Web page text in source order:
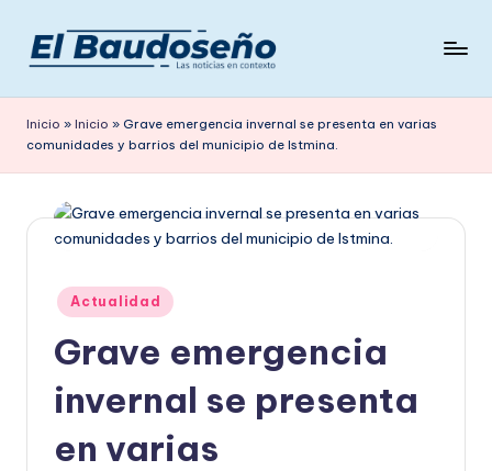
Saltar
contenido
e
ri
d
en
Inicio » Inicio » Grave emergencia invernal se presenta en varias
comunidades y barrios del municipio de Istmina.
Publicado
en
Actualidad
Grave emergencia
invernal se presenta
en varias